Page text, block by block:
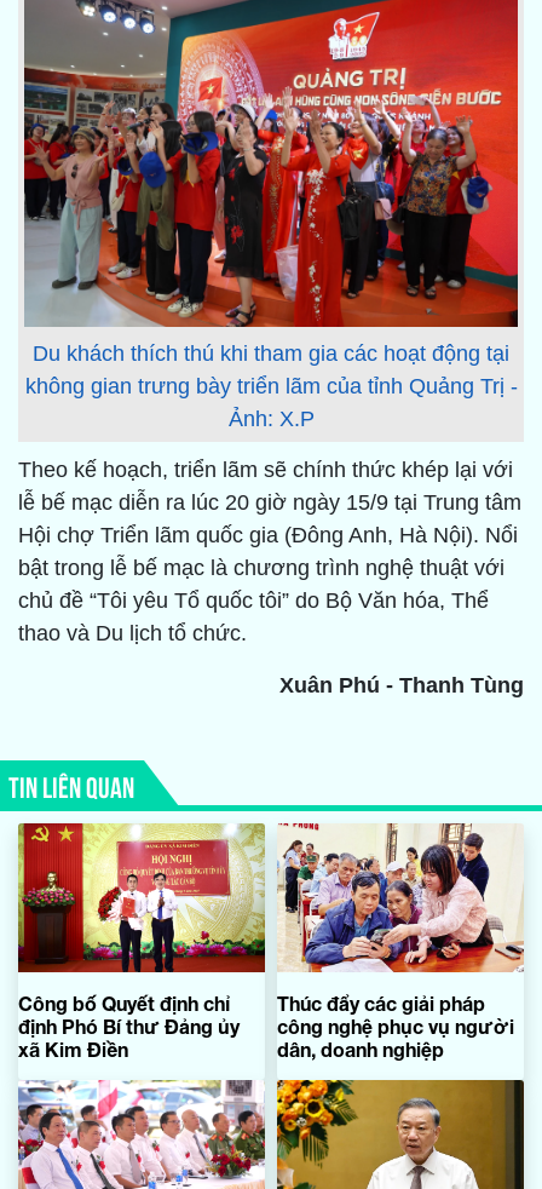
Du khách thích thú khi tham gia các hoạt động tại
không gian trưng bày triển lãm của tỉnh Quảng Trị -
Ảnh: X.P
Theo kế hoạch, triển lãm sẽ chính thức khép lại với
lễ bế mạc diễn ra lúc 20 giờ ngày 15/9 tại Trung tâm
Hội chợ Triển lãm quốc gia (Đông Anh, Hà Nội). Nổi
bật trong lễ bế mạc là chương trình nghệ thuật với
chủ đề “Tôi yêu Tổ quốc tôi” do Bộ Văn hóa, Thể
thao và Du lịch tổ chức.
Xuân Phú - Thanh Tùng
TIN LIÊN QUAN
Công bố Quyết định chỉ
định Phó Bí thư Đảng ủy
xã Kim Điền
Thúc đẩy các giải pháp
công nghệ phục vụ người
dân, doanh nghiệp